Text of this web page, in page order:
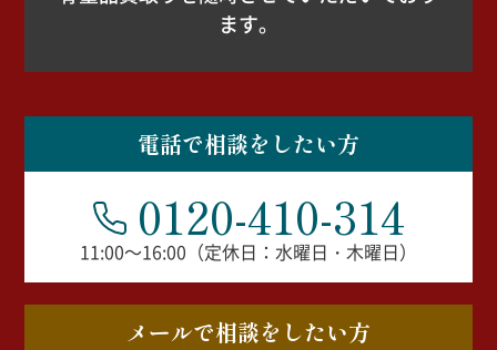
ます。
電話で相談をしたい方
0120-410-314
11:00～16:00（定休日：水曜日・木曜日）
メールで相談をしたい方